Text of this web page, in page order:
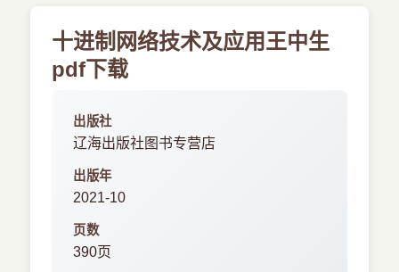
十进制网络技术及应用王中生
pdf下载
出版社
辽海出版社图书专营店
出版年
2021-10
页数
390页